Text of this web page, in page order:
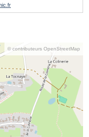
© contributeurs OpenStreetMap